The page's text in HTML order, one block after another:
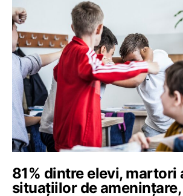
81% dintre elevi, martori
situațiilor de